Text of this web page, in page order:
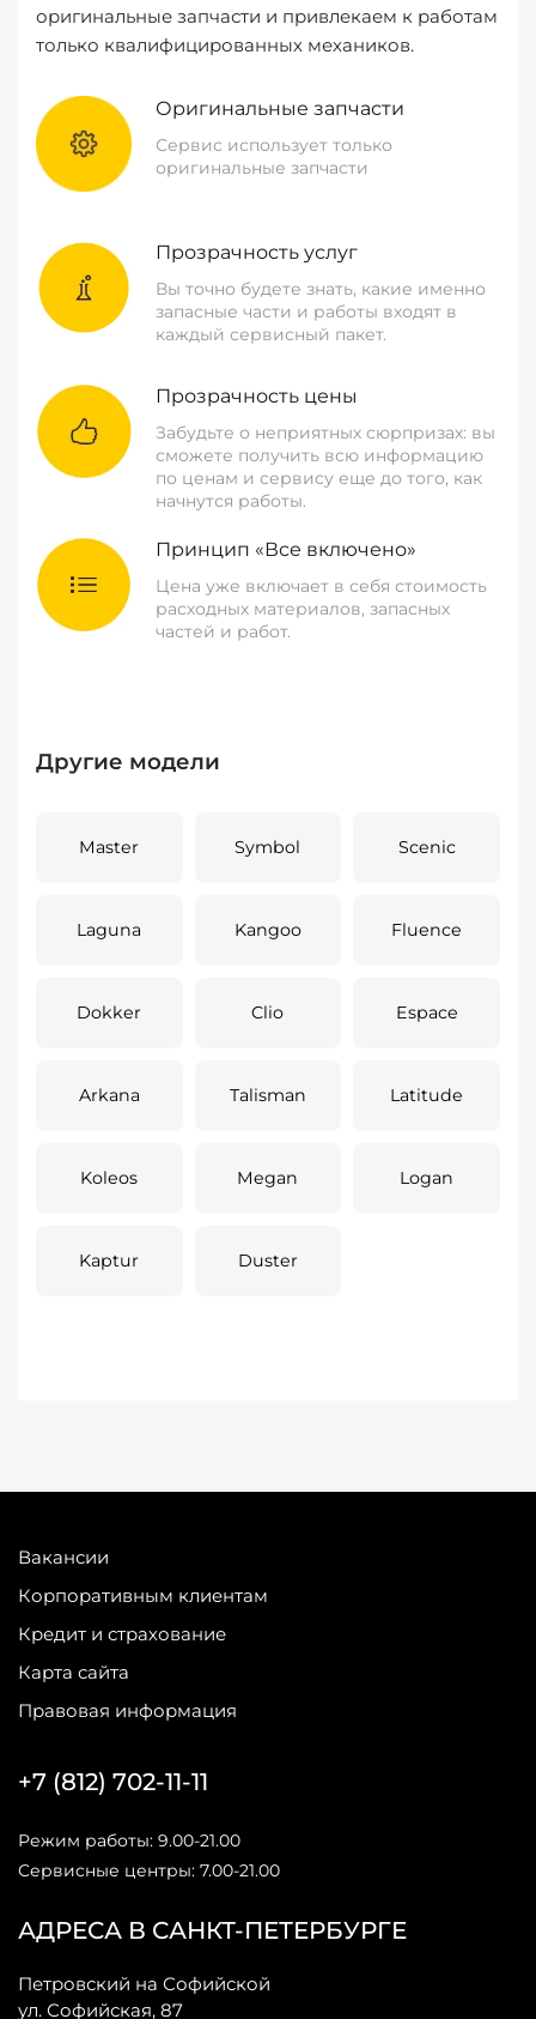
оригинальные запчасти и привлекаем к работам
только квалифицированных механиков.
Оригинальные запчасти
Сервис использует только
оригинальные запчасти
Прозрачность услуг
Вы точно будете знать, какие именно
запасные части и работы входят в
каждый сервисный пакет.
Прозрачность цены
Забудьте о неприятных сюрпризах: вы
сможете получить всю информацию
по ценам и сервису еще до того, как
начнутся работы.
Принцип «Все включено»
Цена уже включает в себя стоимость
расходных материалов, запасных
частей и работ.
Другие модели
Master Symbol Scenic
Laguna Kangoo Fluence
Dokker Clio Espace
Arkana Talisman Latitude
Koleos Megan Logan
Kaptur Duster
Вакансии
Корпоративным клиентам
Кредит и страхование
Карта сайта
Правовая информация
АДРЕСА В САНКТ-ПЕТЕРБУРГЕ
Петровский на Софийской
ул. Софийская, 87
+7 (812) 702-11-11
Режим работы: 9.00-21.00
Сервисные центры: 7.00-21.00